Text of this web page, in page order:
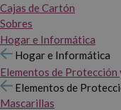
Cajas de Cartón
Sobres
Hogar e Informática
Hogar e Informática
Elementos de Protección
Elementos de
Mascarillas